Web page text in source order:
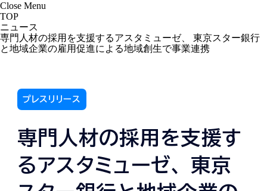
Close Menu
TOP
ニュース
専門人材の採用を支援するアスタミューゼ、 東京スター銀行
と地域企業の雇用促進による地域創生で事業連携
プレスリリース
専門人材の採用を支援す
るアスタミューゼ、 東京